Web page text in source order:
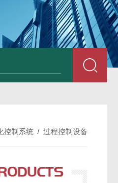
调系统运行故障诊断修复 冷暖双
控制系统 / 过程控制设备